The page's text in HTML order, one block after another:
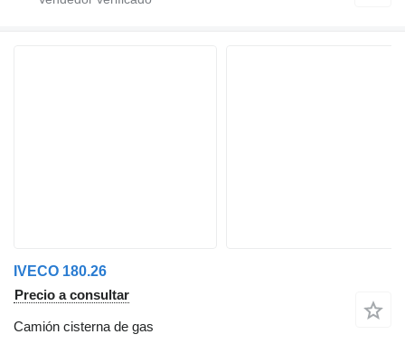
IVECO 180.26
Precio a consultar
Camión cisterna de gas